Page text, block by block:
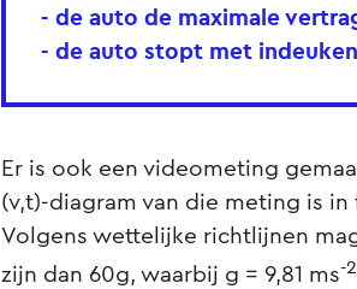
- de auto de maximale
- de auto stopt met
Er is ook een videometing
(v,t)-diagram van die meting is in
Volgens wettelijke richtlijnen
zijn dan 60g, waarbij g = 9,81 ms-2